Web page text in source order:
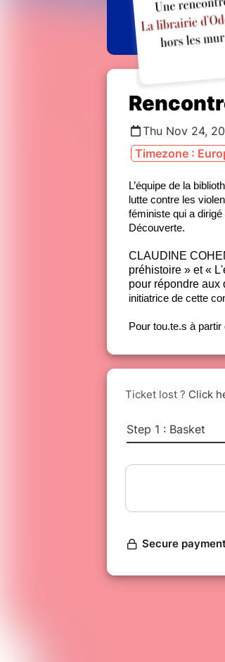
Thu Nov 24,
Timezone :
L’équipe de la
lutte contre les
féministe qui a
Découverte.
CLAUDINE
préhistoire » et «
pour répondre aux
initiatrice de cette
Pour tou.te.s à partir